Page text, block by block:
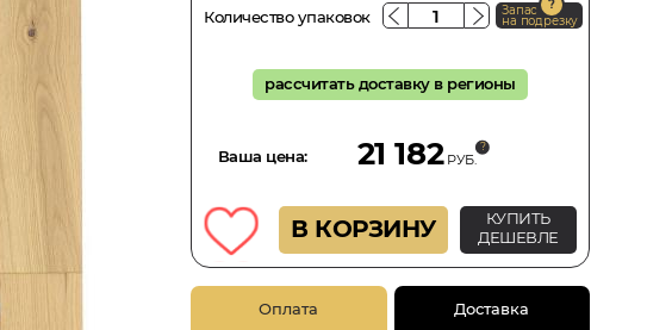
Количество упаковок Запас
на подрезку
рассчитать доставку в регионы
Ваша цена: 21 182 РУБ.
В КОРЗИНУ
КУПИТЬ
ДЕШЕВЛЕ
Оплата Доставка